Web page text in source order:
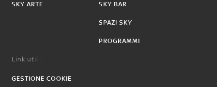
SKY ARTE SKY BAR
SPAZI SKY
PROGRAMMI
Link utili:
GESTIONE COOKIE